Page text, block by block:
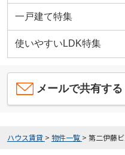
一戸建て特集
使いやすいLDK特集
メールで共有する
ハウス賃貸 > 物件一覧 > 第二伊藤